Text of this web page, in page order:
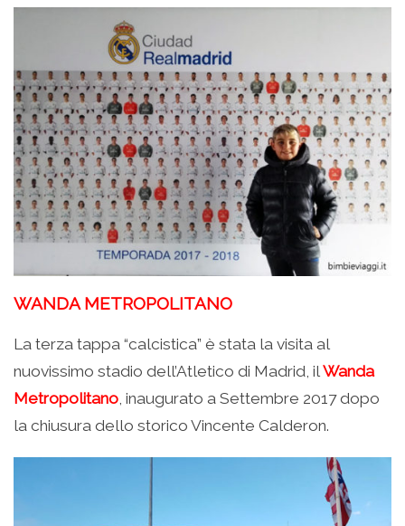
WANDA METROPOLITANO
La terza tappa “calcistica” è stata la visita al
nuovissimo stadio dell’Atletico di Madrid, ilWanda
Metropolitano, inaugurato a Settembre 2017 dopo
la chiusura dello storico Vincente Calderon.